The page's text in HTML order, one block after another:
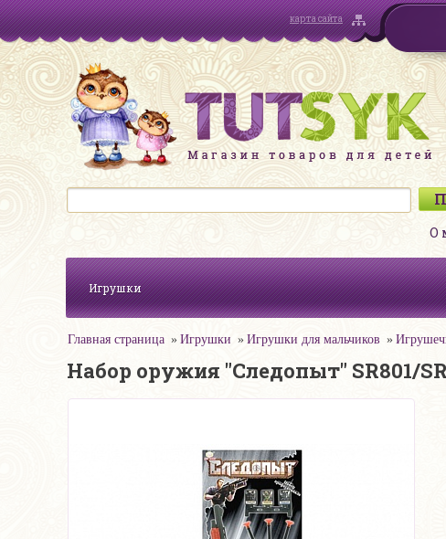
карта сайта
О
Игрушки
Главная страница Игрушки Игрушки для мальчиков
Набор оружия "Следопыт" SR801/